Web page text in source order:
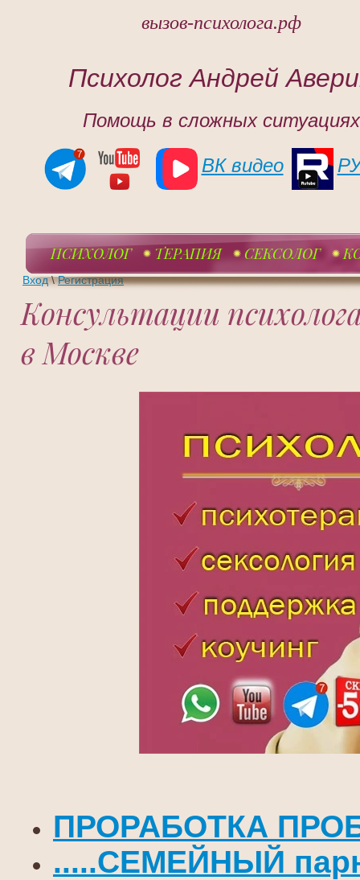
вызов-психолога.рф
Психолог Андрей
Помощь в сложных ситуациях
ВК видео
ПСИХОЛОГ ТЕРАПИЯ СЕКСОЛОГ
Консультации
в Москве
ПРОРАБОТКА
.....СЕМЕЙНЫЙ
Вход\Регистрация